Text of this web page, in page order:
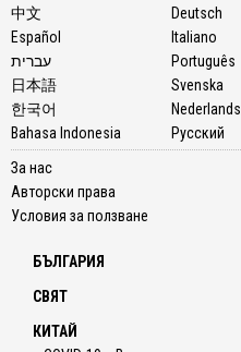
中文
Español
עברית
日本語
한국어
Bahasa Indonesia
Deutsch
Italiano
Português
Svenska
Nederlands
Русский
За нас
Авторски права
Условия за ползване
БЪЛГАРИЯ
СВЯТ
КИТАЙ